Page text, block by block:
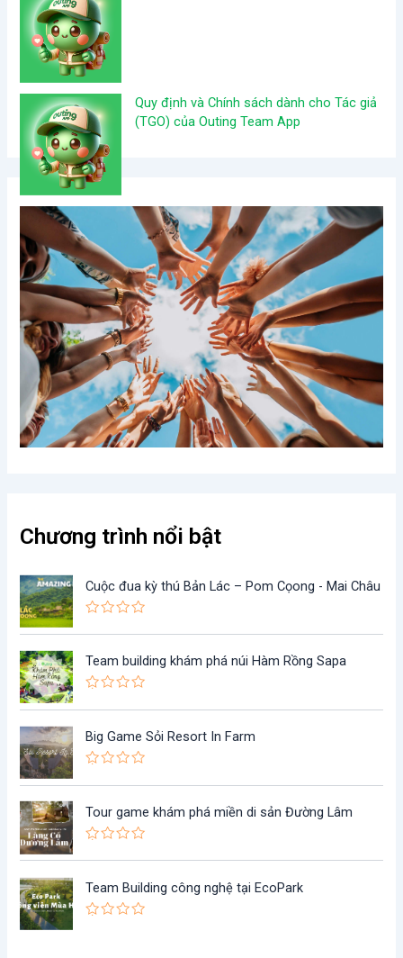
Quy định và Chính sách dành cho Tác giả
(TGO) của Outing Team App
Chương trình nổi bật
Cuộc đua kỳ thú Bản Lác – Pom Cọong - Mai Châu
ư
c
x
ế
h
n
g
0
s
o
Team building khám phá núi Hàm Rồng Sapa
ư
c
x
ế
h
n
g
0
s
o
Big Game Sỏi Resort In Farm
ư
c
x
ế
h
n
g
0
Tour game khám phá miền di sản Đường Lâm
ư
c
x
ế
Team Building công nghệ tại EcoPark